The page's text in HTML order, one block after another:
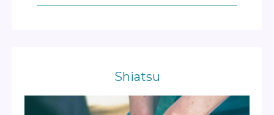
Shiatsu